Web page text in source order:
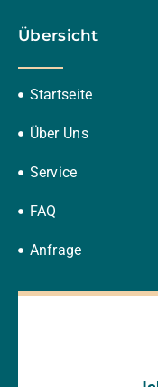
Übersicht
Startseite
Über Uns
Service
FAQ
Anfrage